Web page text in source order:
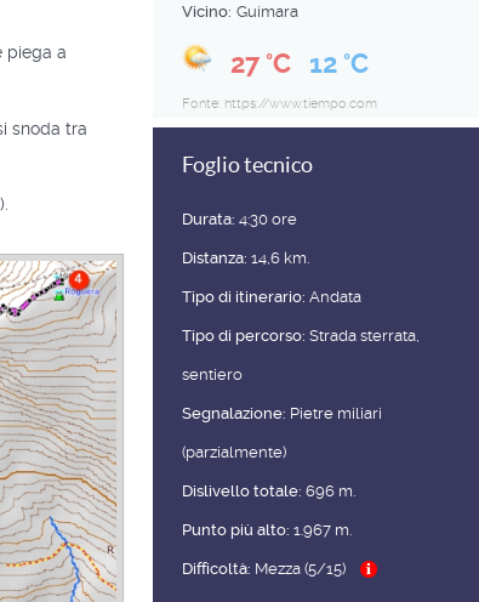
piega a
snoda tra
Vicino: Guímara
27 °C 12 °C
Fonte: https://www.tiempo.com
Foglio tecnico
Durata: 4:30 ore
Distanza: 14,6 km.
Tipo di itinerario: Andata
Tipo di percorso: Strada sterrata,
sentiero
Segnalazione: Pietre miliari
(parzialmente)
Dislivello totale: 696 m.
Punto più alto: 1.967 m.
Difficoltà: Mezza (5/15)